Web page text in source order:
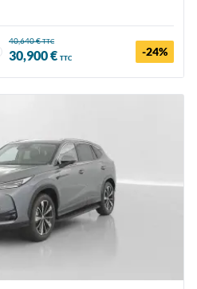
40,640 €TTC
30,900 € TTC -24%